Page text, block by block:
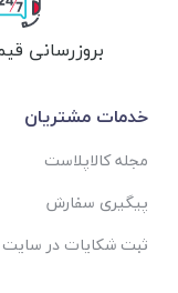
بروزرسانی
خدمات مشتریان
مجله کالاپلاست
پیگیری سفارش
ثبت شکایات در سایت